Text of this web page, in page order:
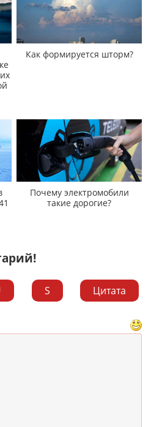
Как формируется шторм?
Почему электромобили
такие дорогие?
S
Цитата